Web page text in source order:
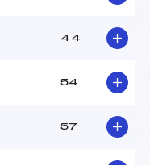
44
54
57